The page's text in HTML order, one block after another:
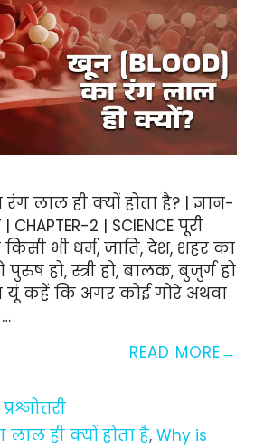
लाल ही क्यों होता है? | ज्ञान-
| CHAPTER-2 | SCIENCE पूरी
किसी भी धर्म, जाति, देश, शहर का
पुरुष हो, स्त्री हो, बालक, बुजुर्ग हो
यूं कहें कि अगर कोई गोरे अथवा
READ MORE
लाल ही क्यों होता है,Why is